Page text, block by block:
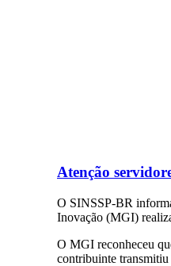
Atenção
O SINSSP-BR
Inovação (MGI)
O MGI reconheceu
contribuinte transmitiu